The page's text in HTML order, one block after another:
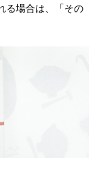
る場合は、「その